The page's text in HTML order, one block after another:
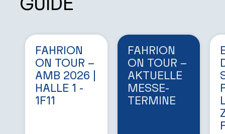
FAHRION
ON TOUR –
AMB 2026 |
HALLE 1 -
1F11
FAHRION
ON TOUR –
AKTUEL­LE
MESSE-
TERMINE